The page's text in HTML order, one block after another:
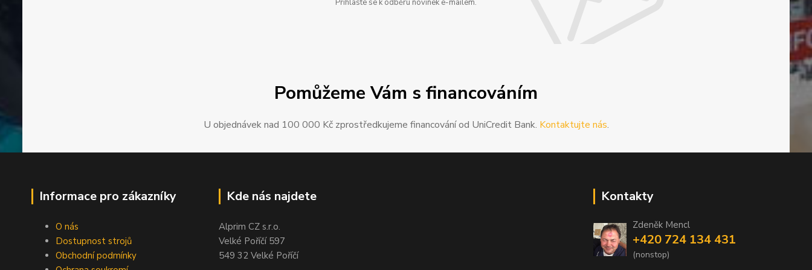
Přihlaste se k odběru novinek e-mailem.
Pomůžeme Vám s financováním
U objednávek nad 100 000 Kč zprostředkujeme financování od UniCredit Bank. Kontaktujte nás.
Informace pro zákazníky
O nás
Dostupnost strojů
Obchodní podmínky
Kde nás najdete
Alprim CZ s.r.o.
Velké Poříčí 597
549 32 Velké Poříčí
Kontakty
Zdeněk Mencl
+420 724 134 431
(nonstop)